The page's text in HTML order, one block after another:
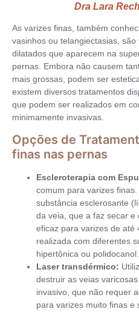
Dra Lara
As varizes finas, também
vasinhos ou telangiectasias,
dilatados que aparecem na
pernas. Embora não causem
mais grossas, podem ser
existem diversos tratamentos
que podem ser realizados em
minimamente invasivas.
Opções de
finas nas pernas
Escleroterapia com
comum para varizes
substância esclerosante
da veia, que a faz secar e
eficaz para varizes de até
realizada com diferentes
hipertônica ou polidocanol.
Laser transdérmico:
destruir as veias
invasivo, que não requer
para varizes muito finas e